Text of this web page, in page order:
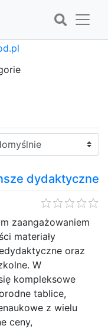
dydaktyczne
zaangażowaniem
materiały
oraz
W
kompleksowe
tablice,
z wielu
ceny,